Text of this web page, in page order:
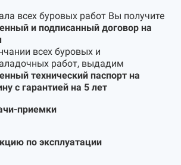
всех буровых работ Вы получите
и подписанный договор на
всех буровых и
работ, выдадим
технический паспорт на
с гарантией на 5 лет
приемки
по эксплуатации